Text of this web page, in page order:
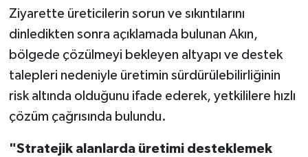
Ziyarette üreticilerin sorun ve sıkıntılarını
dinledikten sonra açıklamada bulunan Akın,
bölgede çözülmeyi bekleyen altyapı ve destek
talepleri nedeniyle üretimin sürdürülebilirliğinin
risk altında olduğunu ifade ederek, yetkililere hızlı
çözüm çağrısında bulundu.
"Stratejik alanlarda üretimi desteklemek